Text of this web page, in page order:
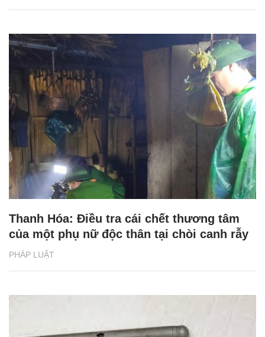
PHÁP LUẬT
Thanh Hóa: Điều tra cái chết thương tâm
của một phụ nữ độc thân tại chòi canh rẫy